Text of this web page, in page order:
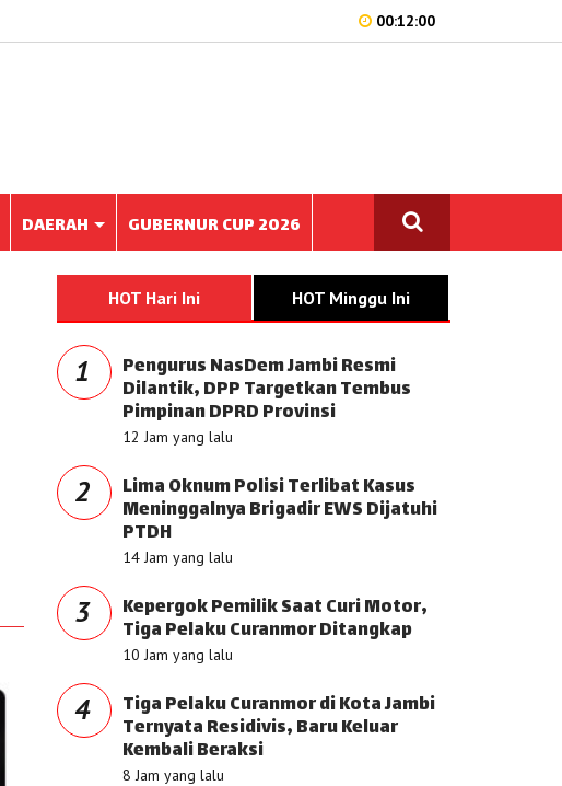
00:12:00
DAERAH GUBERNUR CUP 2026
HOT Hari Ini HOT Minggu Ini
1 Pengurus NasDem Jambi Resmi
Dilantik, DPP Targetkan Tembus
Pimpinan DPRD Provinsi
12 Jam yang lalu
2 Lima Oknum Polisi Terlibat Kasus
Meninggalnya Brigadir EWS Dijatuhi
PTDH
14 Jam yang lalu
3 Kepergok Pemilik Saat Curi Motor,
Tiga Pelaku Curanmor Ditangkap
10 Jam yang lalu
4 Tiga Pelaku Curanmor di Kota Jambi
Ternyata Residivis, Baru Keluar
Kembali Beraksi
8 Jam yang lalu